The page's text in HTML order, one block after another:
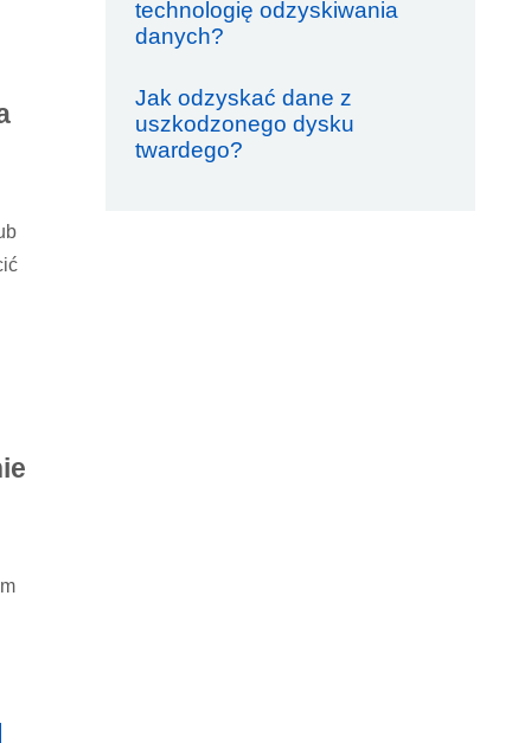
technologię odzyskiwania
danych?
Jak odzyskać dane z
uszkodzonego dysku
twardego?